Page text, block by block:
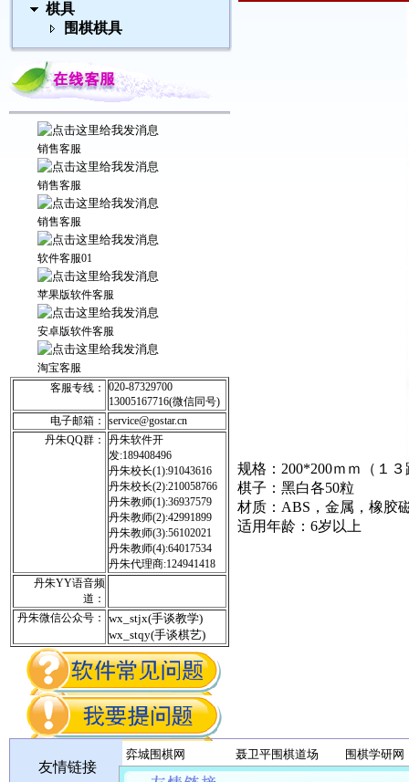
棋具
围棋棋具
销售客服
销售客服
销售客服
软件客服01
苹果版软件客服
安卓版软件客服
淘宝客服
客服专线：
020-87329700
13005167716(微信同号)
电子邮箱：
service@gostar.cn
丹朱QQ群：
丹朱软件开
发:189408496
丹朱校长(1):91043616
丹朱校长(2):210058766
丹朱教师(1):36937579
丹朱教师(2):42991899
丹朱教师(3):56102021
丹朱教师(4):64017534
丹朱代理商:124941418
丹朱YY语音频
道：
丹朱微信公众号：
wx_stjx(手谈教学)
wx_stqy(手谈棋艺)
规格：200*200ｍｍ（１３
棋子：黑白各50粒
材质：ABS，金属，橡胶
适用年龄：6岁以上
友情链接
弈城围棋网 聂卫平围棋道场
围棋学研网
丹朱棋战队
无忧围棋